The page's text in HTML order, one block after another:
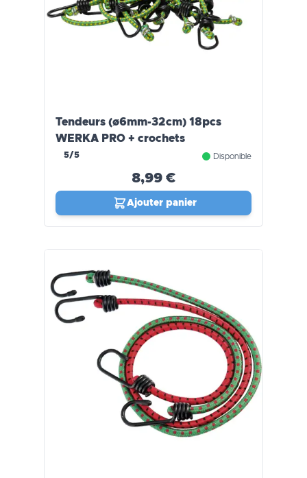
Tendeurs (ø6mm-32cm) 18pcs
WERKA PRO + crochets
5/5 Disponible
8,99 €
Ajouter panier